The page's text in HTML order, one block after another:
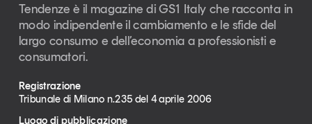
GS1 Italy
Tendenze è il magazine di GS1 Italy che racconta in
modo indipendente il cambiamento e le sfide del
largo consumo e dell’economia a professionisti e
consumatori.
Registrazione
Tribunale di Milano n.235 del 4 aprile 2006
Luogo di pubblicazione